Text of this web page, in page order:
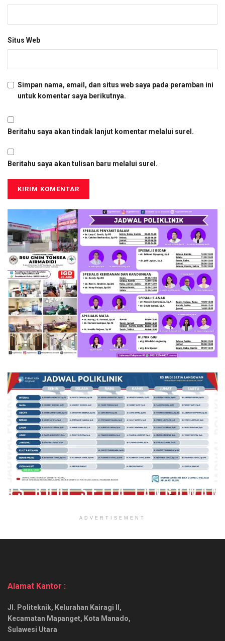
Situs Web
Simpan nama, email, dan situs web saya pada peramban ini
untuk komentar saya berikutnya.
Beritahu saya akan tindak lanjut komentar melalui surel.
Beritahu saya akan tulisan baru melalui surel.
ADVERTISEMENT
Alamat Kantor :
Jl. Politeknik, Kelurahan Kairagi II,
Kecamatan Mapanget, Kota Manado,
Sulawesi Utara